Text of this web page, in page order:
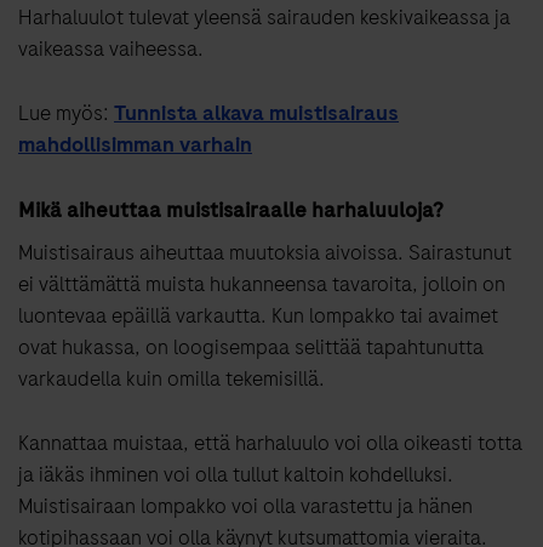
Harhaluulot tulevat yleensä sairauden keskivaikeassa ja
vaikeassa vaiheessa.
Lue myös: Tunnista alkava muistisairaus
mahdollisimman varhain
Mikä aiheuttaa muistisairaalle harhaluuloja?
Muistisairaus aiheuttaa muutoksia aivoissa. Sairastunut
ei välttämättä muista hukanneensa tavaroita, jolloin on
luontevaa epäillä varkautta. Kun lompakko tai avaimet
ovat hukassa, on loogisempaa selittää tapahtunutta
varkaudella kuin omilla tekemisillä.
Kannattaa muistaa, että harhaluulo voi olla oikeasti totta
ja iäkäs ihminen voi olla tullut kaltoin kohdelluksi.
Muistisairaan lompakko voi olla varastettu ja hänen
kotipihassaan voi olla käynyt kutsumattomia vieraita.